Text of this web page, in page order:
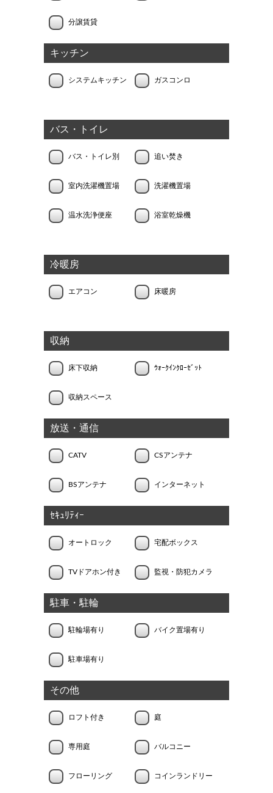
分譲賃貸
キッチン
システムキッチン ガスコンロ
バス・トイレ
バス・トイレ別 追い焚き
室内洗濯機置場 洗濯機置場
温水洗浄便座 浴室乾燥機
冷暖房
エアコン 床暖房
収納
床下収納 ｳｫｰｸｲﾝｸﾛｰｾﾞｯﾄ
収納スペース
放送・通信
CATV CSアンテナ
BSアンテナ インターネット
ｾｷｭﾘﾃｨｰ
オートロック 宅配ボックス
TVドアホン付き 監視・防犯カメラ
駐車・駐輪
駐輪場有り バイク置場有り
駐車場有り
その他
ロフト付き 庭
専用庭 バルコニー
フローリング コインランドリー